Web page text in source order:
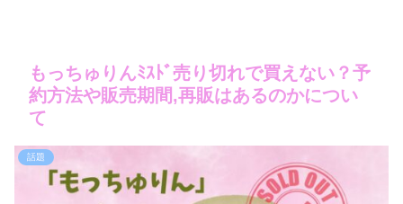
もっちゅりんﾐｽﾄﾞ売り切れで買えない？予
約方法や販売期間,再販はあるのかについ
て
話題